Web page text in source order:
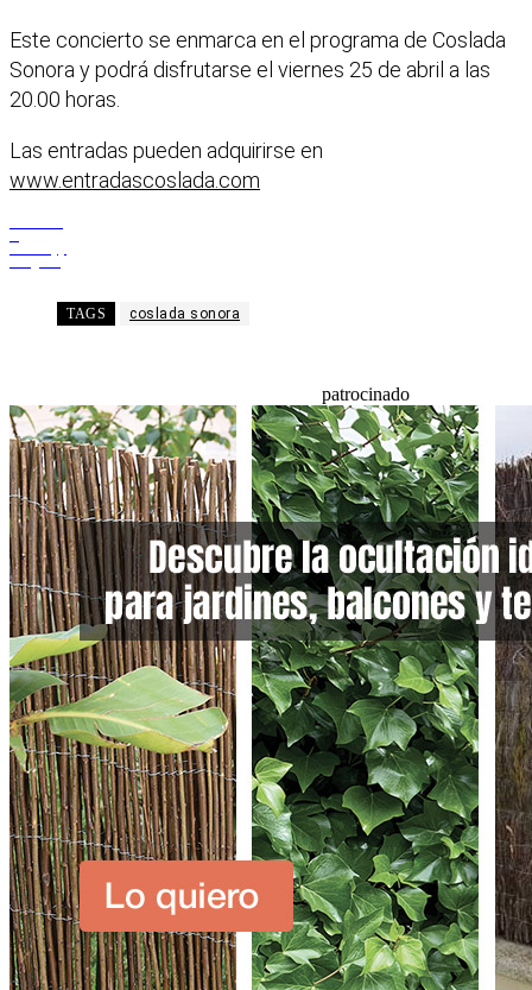
Este concierto se enmarca en el programa de Coslada
Sonora y podrá disfrutarse el viernes 25 de abril a las
20.00 horas.
Las entradas pueden adquirirse en
www.entradascoslada.com
TAGS coslada sonora
patrocinado